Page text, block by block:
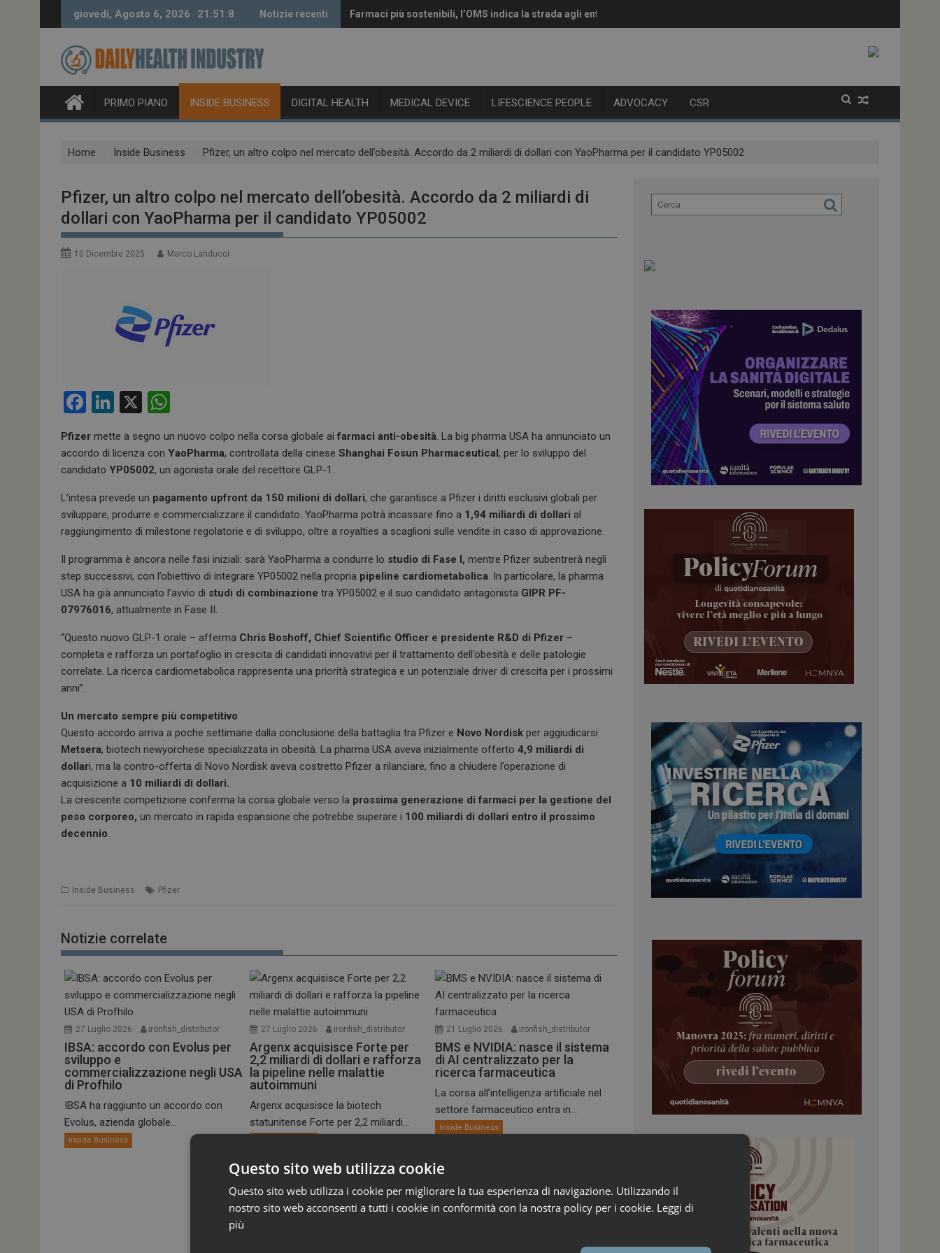
giovedì, Agosto 6, 2026 21:51:9 Notizie recenti Farmaci più sostenibili, l’OMS indica la strada agli enti regolatori
Vaccini anti-Covid, il CHMP raccomanda l’aggiornamento alla variante XFG
PRIMO PIANO INSIDE BUSINESS DIGITAL HEALTH MEDICAL DEVICE LIFESCIENCE PEOPLE ADVOCACY CSR
Home Inside Business Pfizer, un altro colpo nel mercato dell’obesità. Accordo da 2 miliardi di dollari con YaoPharma per il candidato YP05002
Pfizer, un altro colpo nel mercato dell’obesità. Accordo da 2 miliardi di
dollari con YaoPharma per il candidato YP05002
10 Dicembre 2025 Marco Landucci
F
ce
b
o
o
k
Li
ke
dI
n
X
at
s
A
p
p
Pfizer mette a segno un nuovo colpo nella corsa globale ai farmaci anti-obesità. La big pharma USA ha annunciato un
accordo di licenza con YaoPharma, controllata della cinese Shanghai Fosun Pharmaceutical, per lo sviluppo del
candidato YP05002, un agonista orale del recettore GLP-1.
L’intesa prevede un pagamento upfront da 150 milioni di dollari, che garantisce a Pfizer i diritti esclusivi globali per
sviluppare, produrre e commercializzare il candidato. YaoPharma potrà incassare fino a 1,94 miliardi di dollari al
raggiungimento di milestone regolatorie e di sviluppo, oltre a royalties a scaglioni sulle vendite in caso di approvazione.
Il programma è ancora nelle fasi iniziali: sarà YaoPharma a condurre lo studio di Fase I, mentre Pfizer subentrerà negli
step successivi, con l’obiettivo di integrare YP05002 nella propria pipeline cardiometabolica. In particolare, la pharma
USA ha già annunciato l’avvio di studi di combinazione tra YP05002 e il suo candidato antagonista GIPR PF-
07976016, attualmente in Fase II.
“Questo nuovo GLP-1 orale – afferma Chris Boshoff, Chief Scientific Officer e presidente R&D di Pfizer –
completa e rafforza un portafoglio in crescita di candidati innovativi per il trattamento dell’obesità e delle patologie
correlate. La ricerca cardiometabolica rappresenta una priorità strategica e un potenziale driver di crescita per i prossimi
anni”.
Un mercato sempre più competitivo
Questo accordo arriva a poche settimane dalla conclusione della battaglia tra Pfizer e Novo Nordisk per aggiudicarsi
Metsera, biotech newyorchese specializzata in obesità. La pharma USA aveva inizialmente offerto 4,9 miliardi di
dollari, ma la contro-offerta di Novo Nordisk aveva costretto Pfizer a rilanciare, fino a chiudere l’operazione di
acquisizione a 10 miliardi di dollari.
La crescente competizione conferma la corsa globale verso la prossima generazione di farmaci per la gestione del
peso corporeo, un mercato in rapida espansione che potrebbe superare i 100 miliardi di dollari entro il prossimo
decennio.
Inside Business Pfizer
Notizie correlate
27 Luglio 2026 ironfish_distributor
IBSA: accordo con Evolus per
sviluppo e
commercializzazione negli USA
di Profhilo
IBSA ha raggiunto un accordo con
Evolus, azienda globale...
Inside Business
27 Luglio 2026 ironfish_distributor
Argenx acquisisce Forte per
2,2 miliardi di dollari e rafforza
la pipeline nelle malattie
autoimmuni
Argenx acquisisce la biotech
statunitense Forte per 2,2 miliardi...
21 Luglio 2026 ironfish_distributor
BMS e NVIDIA: nasce il sistema
di AI centralizzato per la
ricerca farmaceutica
La corsa all’intelligenza artificiale nel
settore farmaceutico entra in...
Inside Business
Questo sito web utilizza cookie
Questo sito web utilizza i cookie per migliorare la tua esperienza di navigazione. Utilizzando il
nostro sito web acconsenti a tutti i cookie in conformità con la nostra policy per i cookie. Leggi di
più